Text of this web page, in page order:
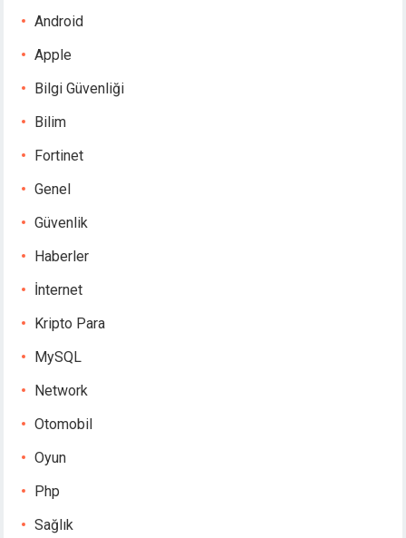
Android
Apple
Bilgi Güvenliği
Bilim
Fortinet
Genel
Güvenlik
Haberler
İnternet
Kripto Para
MySQL
Network
Otomobil
Oyun
Php
Sağlık